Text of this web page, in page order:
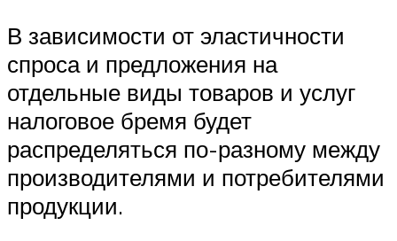
В зависимости от эластичности
спроса и предложения на
отдельные виды товаров и услуг
налоговое бремя будет
распределяться по-разному между
производителями и потребителями
продукции.